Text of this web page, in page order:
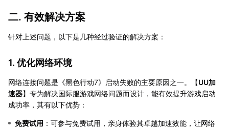
二. 有效解决方案
针对上述问题，以下是几种经过验证的解决方案：
1. 优化网络环境
网络连接问题是《黑色行动7》启动失败的主要原因之一。【UU加
速器】专为解决国际服游戏网络问题而设计，能有效提升游戏启动
成功率，其有以下优势：
免费试用 ：可参与免费试用，亲身体验其卓越加速效能，让网络